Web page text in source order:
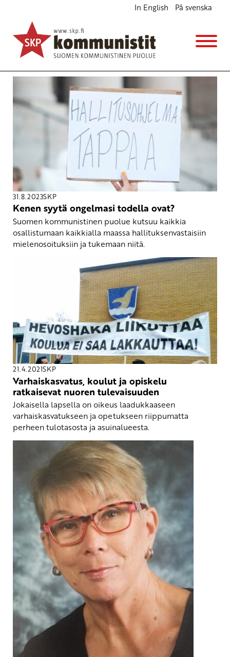
In English På svenska
koulutus
31.8.2023SKP
Kenen syytä ongelmasi todella ovat?
Suomen kommunistinen puolue kutsuu kaikkia
osallistumaan kaikkialla maassa hallituksenvastaisiin
mielenosoituksiin ja tukemaan niitä.
21.4.2021SKP
Varhaiskasvatus, koulut ja opiskelu
ratkaisevat nuoren tulevaisuuden
Jokaisella lapsella on oikeus laadukkaaseen
varhaiskasvatukseen ja opetukseen riippumatta
perheen tulotasosta ja asuinalueesta.